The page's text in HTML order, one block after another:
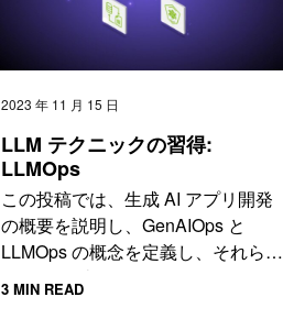
2023 年 11 月 15 日
LLM テクニックの習得:
LLMOps
この投稿では、生成 AI アプリ開発
の概要を説明し、GenAIOps と
LLMOps の概念を定義し、それらを
MLOps と比較します。
3 MIN READ